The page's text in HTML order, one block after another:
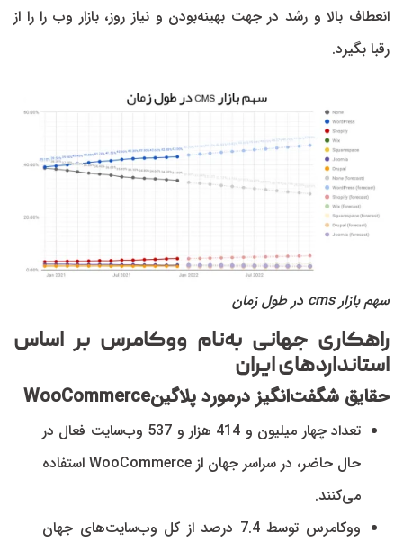
انعطاف بالا و رشد در جهت بهینه‌بودن و نیاز روز، بازار وب را را از
رقبا بگیرد.
سهم بازار cms در طول زمان
راهکاری جهانی به‌نام ووکامرس بر اساس
استانداردهای ایران
حقایق شگفت‌انگیز درمورد پلاگینWooCommerce
تعداد چهار میلیون و 414 هزار و 537 وب‌سایت فعال در
حال حاضر، در سراسر جهان از WooCommerce استفاده
می‌کنند.
ووکامرس توسط 7.4 درصد از کل وب‌سایت‌های جهان